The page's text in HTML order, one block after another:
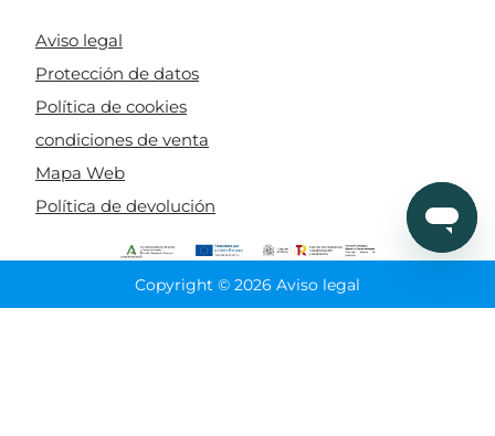
Aviso legal
Protección de datos
Política de cookies
condiciones de venta
Mapa Web
Política de devolución
Copyright © 2026 Aviso legal